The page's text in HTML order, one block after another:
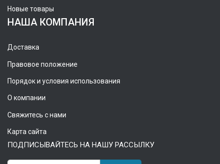
Новые товары
НАША КОМПАНИЯ
Доставка
Правовое положение
Порядок и условия использования
О компании
Свяжитесь с нами
Карта сайта
ПОДПИСЫВАЙТЕСЬ НА НАШУ РАССЫЛКУ